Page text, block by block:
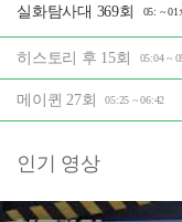
실화탐사대 369회 05: ~
히스토리 후 15회 05:04 ~
메이퀸 27회 05:25 ~ 06:42
인기 영상